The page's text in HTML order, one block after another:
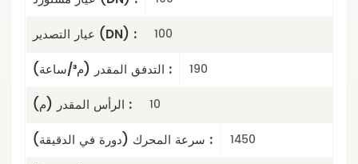
عيار التصدير (DN) : 100
التدفق المقدر (م³/ساعة) : 190
الرأس المقدر (م) : 10
سرعة المحرك (دورة في الدقيقة) : 1450